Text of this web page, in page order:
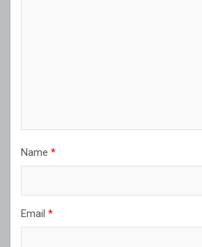
Name *
Email *